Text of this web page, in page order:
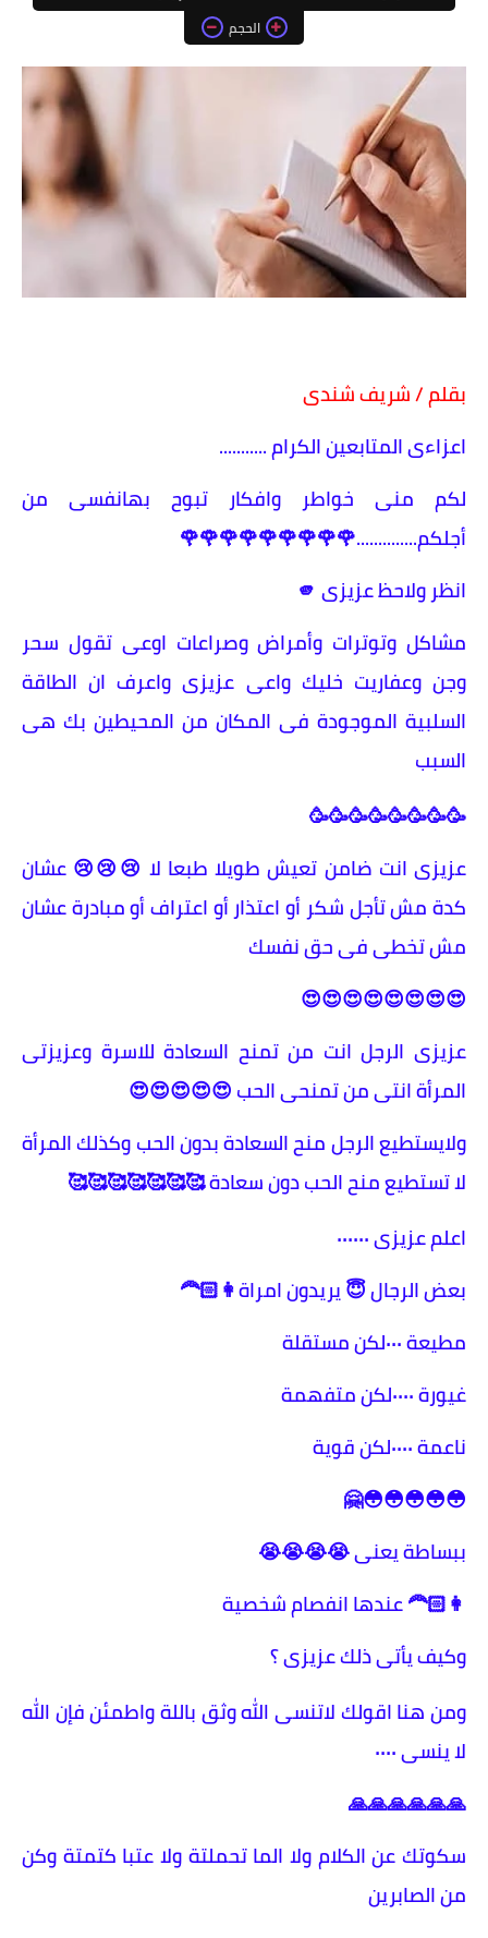
الحجم
بقلم / شريف شندى
اعزاءى المتابعين الكرام ...........
لكم منى خواطر وافكار تبوح بهانفسى من
أجلكم..............🌹🌹🌹🌹🌹🌹🌹🌹🌹
انظر ولاحظ عزيزى 🫵
مشاكل وتوترات وأمراض وصراعات اوعى تقول سحر
وجن وعفاريت خليك واعى عزيزى واعرف ان الطاقة
السلبية الموجودة فى المكان من المحيطين بك هى
السبب
🥳🥳🥳🥳🥳🥳🥳🥳
عزيزى انت ضامن تعيش طويلا طبعا لا 😢😢😢 عشان
كدة مش تأجل شكر أو اعتذار أو اعتراف أو مبادرة عشان
مش تخطى فى حق نفسك
😍😍😍😍😍😍😍😍
عزيزى الرجل انت من تمنح السعادة للاسرة وعزيزتى
المرأة انتى من تمنحى الحب 😍😍😍😍😍
ولايستطيع الرجل منح السعادة بدون الحب وكذلك المرأة
لا تستطيع منح الحب دون سعادة 🥰🥰🥰🥰🥰🥰🥰
اعلم عزيزى ٠٠٠٠٠٠
بعض الرجال 😇 يريدون امراة👩🏻‍🦰
مطيعة ٠٠٠لكن مستقلة
غيورة ٠٠٠٠لكن متفهمة
ناعمة ٠٠٠٠لكن قوية
😳😳😳😳😳🤗
ببساطة يعنى 😭😭😭😭
👩🏻‍🦰 عندها انفصام شخصية
وكيف يأتى ذلك عزيزى ؟
ومن هنا اقولك لاتنسى الله وثق باللة واطمئن فإن الله
لا ينسى ٠٠٠٠
🙏🙏🙏🙏🙏🙏
سكوتك عن الكلام ولا الما تحملتة ولا عتبا كتمتة وكن
من الصابرين